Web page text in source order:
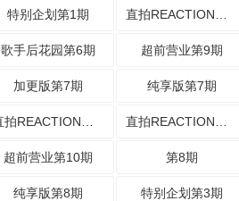
特别企划第1期
歌手后花园第6期 超前营业第9期
加更版第7期 纯享版第7期
超前营业第10期 第8期
纯享版第8期 特别企划第3期